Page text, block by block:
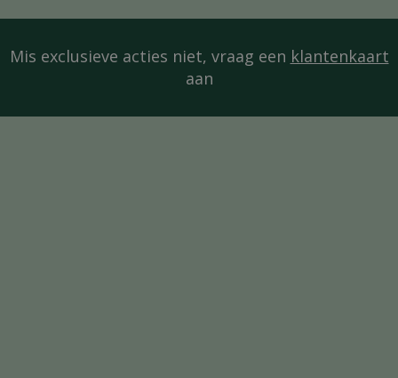
Mis exclusieve acties niet, vraag een klantenkaart
aan